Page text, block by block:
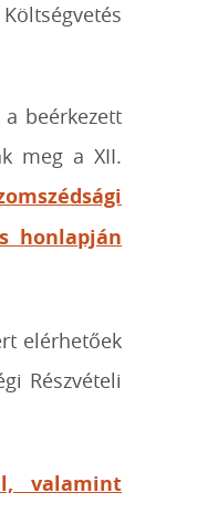
beérkezett
meg a XII.
honlapján
elérhetőek
Részvételi
valamint